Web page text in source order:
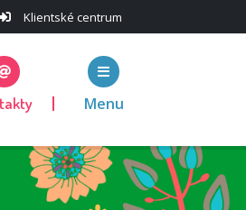
Klientské centrum
Menu